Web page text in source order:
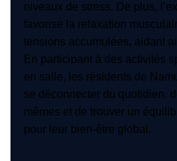
niveaux de stress. De plus,
favorise la relaxation
tensions accumulées, aidant
En participant à des activités
en salle, les résidents de
se déconnecter du quotidien,
mêmes et de trouver un
pour leur bien-être global.